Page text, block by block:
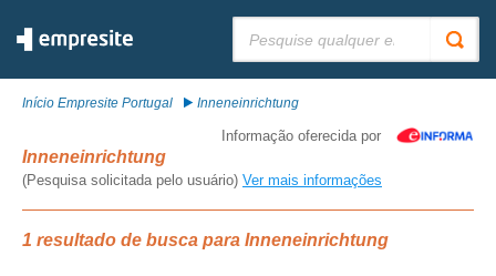
Início Empresite Portugal Inneneinrichtung
Informação oferecida por
Inneneinrichtung
(Pesquisa solicitada pelo usuário) Ver mais informações
1 resultado de busca para Inneneinrichtung